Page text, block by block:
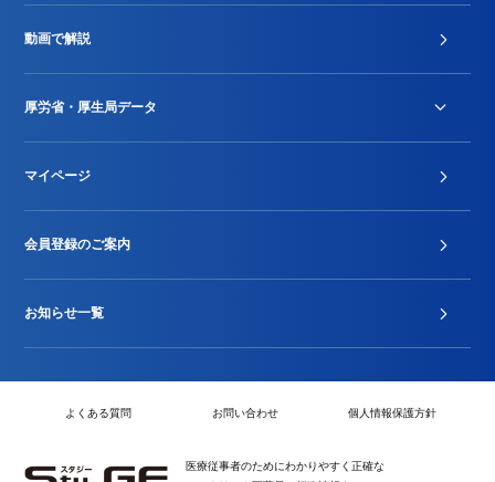
Stu-GEレポート
動画で解説
厚労省・厚生局データ
2024年度新設項目届出状況
マイページ
会員登録のご案内
お知らせ一覧
よくある質問 お問い合わせ 個人情報保護方針
医療従事者のためにわかりやすく正確な